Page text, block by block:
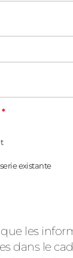
existante
les
dans le